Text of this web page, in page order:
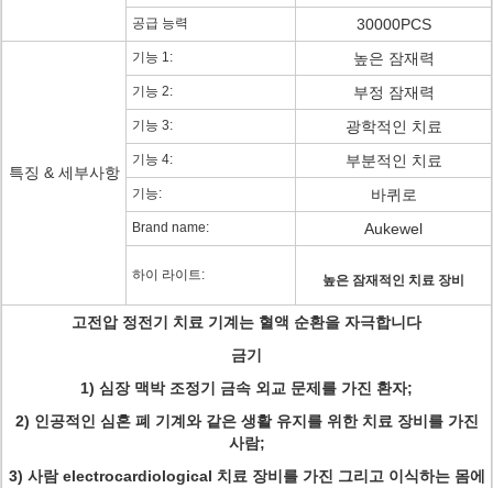
공급 능력 30000PCS
특징 & 세부사항
기능 1: 높은 잠재력
기능 2: 부정 잠재력
기능 3: 광학적인 치료
기능 4: 부분적인 치료
기능: 바퀴로
Brand name: Aukewel
하이 라이트: 높은 잠재적인 치료 장비
고전압 정전기 치료 기계는 혈액 순환을 자극합니다
금기
1) 심장 맥박 조정기 금속 외교 문제를 가진 환자;
2) 인공적인 심혼 폐 기계와 같은 생활 유지를 위한 치료 장비를 가진
사람;
3) 사람 electrocardiological 치료 장비를 가진 그리고 이식하는 몸에